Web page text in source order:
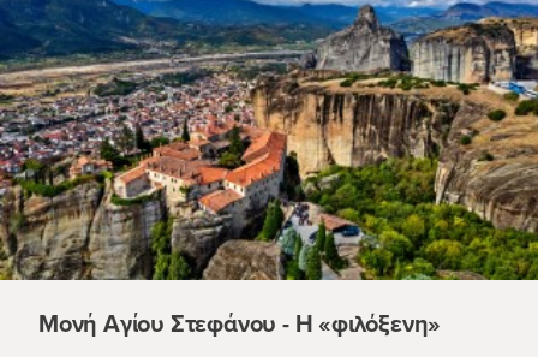
Μονή Αγίου Στεφάνου - Η «φιλόξενη»